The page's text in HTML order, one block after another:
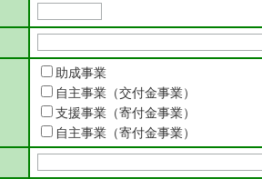
助成事業
自主事業（交付金事業）
支援事業（寄付金事業）
自主事業（寄付金事業）